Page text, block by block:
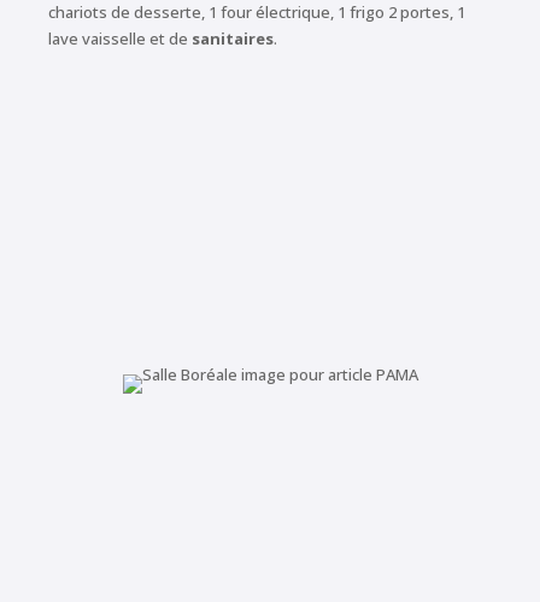
chariots de desserte, 1 four électrique, 1 frigo 2 portes, 1
lave vaisselle et de sanitaires.